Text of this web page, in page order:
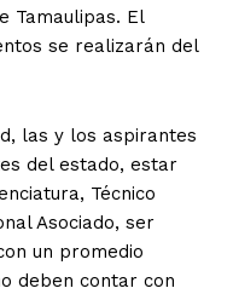
Tamaulipas. El
se realizarán del
las y los aspirantes
del estado, estar
Técnico
Asociado, ser
un promedio
deben contar con